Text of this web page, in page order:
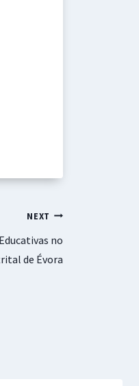
NEXT
no
de Évora